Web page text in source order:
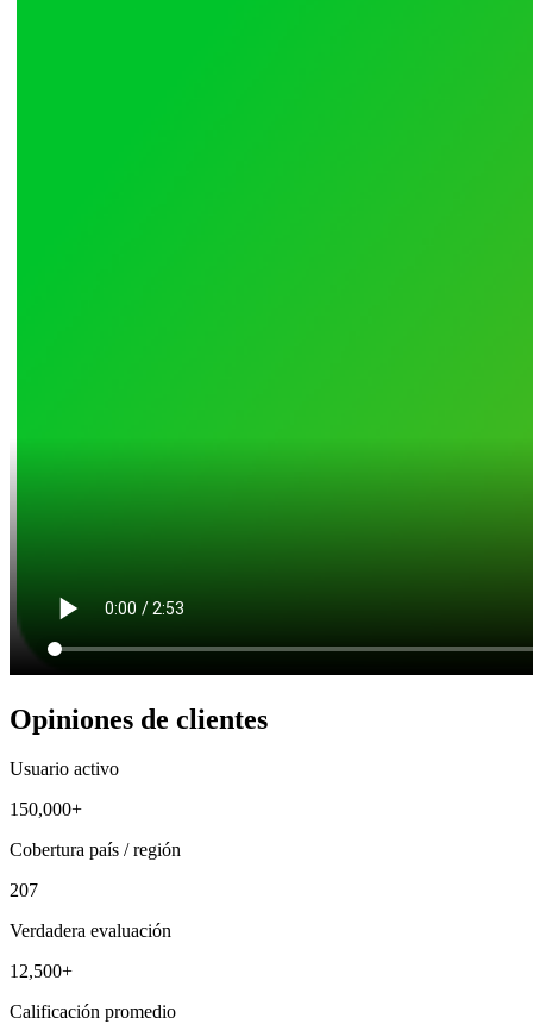
Opiniones de clientes
Usuario activo
150,000+
Cobertura país / región
207
Verdadera evaluación
12,500+
Calificación promedio